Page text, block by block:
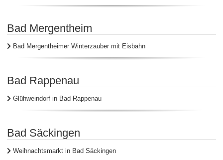
Bad Mergentheim
Bad Mergentheimer Winterzauber mit Eisbahn
Bad Rappenau
Glühweindorf in Bad Rappenau
Bad Säckingen
Weihnachtsmarkt in Bad Säckingen